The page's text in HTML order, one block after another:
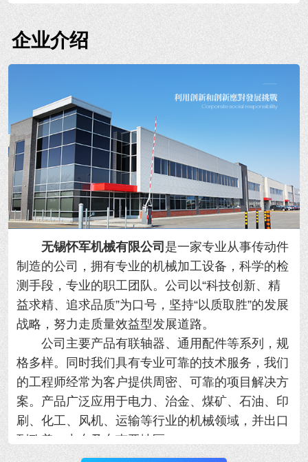
企业介绍
无锡怀军机械有限公司 是一家专业从事传动件
制造的公司，拥有专业的机械加工设备，科学的检
测手段，专业的职工团队。公司以“科技创新、精
益求精、追求品质”为口号，坚持“以质取胜”的发展
战略，努力走质量效益型发展道路。
公司主要产品有联轴器、通用配件等系列，规
格多样。同时我们具有专业可靠的技术服务，我们
的工程师经常为客户提供周密、可靠的项目解决方
案。产品广泛应用于电力、治金、煤矿、石油、印
刷、化工、风机、运输等行业的机械领域，并出口
到欧美、中东及东南亚地区。
我公司优势：规模大、产品全、质量好、工期